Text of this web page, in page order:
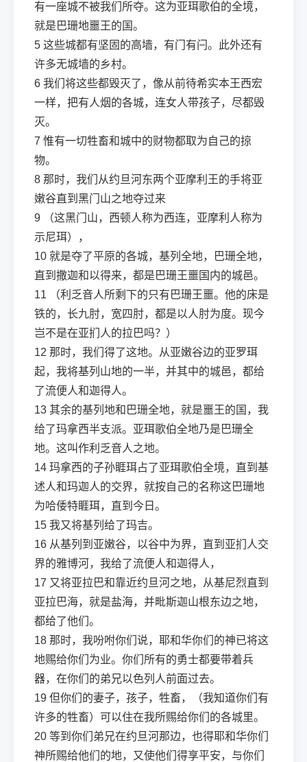
有一座城不被我们所夺。这为亚珥歌伯的全境，
就是巴珊地噩王的国。
5 这些城都有坚固的高墙，有门有闩。此外还有
许多无城墙的乡村。
6 我们将这些都毁灭了，像从前待希实本王西宏
一样，把有人烟的各城，连女人带孩子，尽都毁
灭。
7 惟有一切牲畜和城中的财物都取为自己的掠
物。
8 那时，我们从约旦河东两个亚摩利王的手将亚
嫩谷直到黑门山之地夺过来
9
（这黑门山，西顿人称为西连，亚摩利人称为
示尼珥），
10 就是夺了平原的各城，基列全地，巴珊全地，
直到撒迦和以得来，都是巴珊王噩国内的城邑。
11
（利乏音人所剩下的只有巴珊王噩。他的床是
铁的，长九肘，宽四肘，都是以人肘为度。现今
岂不是在亚扪人的拉巴吗？）
12 那时，我们得了这地。从亚嫩谷边的亚罗珥
起，我将基列山地的一半，并其中的城邑，都给
了流便人和迦得人。
13 其余的基列地和巴珊全地，就是噩王的国，我
给了玛拿西半支派。亚珥歌伯全地乃是巴珊全
地。这叫作利乏音人之地。
14 玛拿西的子孙睚珥占了亚珥歌伯全境，直到基
述人和玛迦人的交界，就按自己的名称这巴珊地
为哈倭特睚珥，直到今日。
15 我又将基列给了玛吉。
16 从基列到亚嫩谷，以谷中为界，直到亚扪人交
界的雅博河，我给了流便人和迦得人，
17 又将亚拉巴和靠近约旦河之地，从基尼烈直到
亚拉巴海，就是盐海，并毗斯迦山根东边之地，
都给了他们。
18 那时，我吩咐你们说，耶和华你们的神已将这
地赐给你们为业。你们所有的勇士都要带着兵
器，在你们的弟兄以色列人前面过去。
19 但你们的妻子，孩子，牲畜，（我知道你们有
许多的牲畜）可以住在我所赐给你们的各城里。
20 等到你们弟兄在约旦河那边，也得耶和华你们
神所赐给他们的地，又使他们得享平安，与你们